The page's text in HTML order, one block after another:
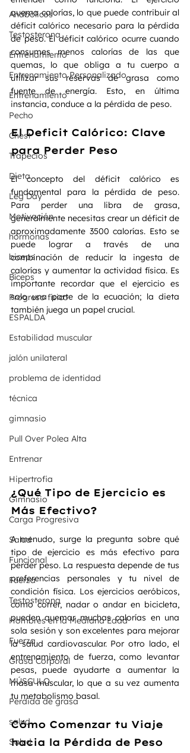
Anabólicos
Testosterona
Entrenamiento
Entrenamiento Personalizado
Entrenamiento
Pecho
Chest
Trapecios
Dieta
Leg Day
Motivación
hormonas
biceps
Bíceps
Progreso físico
ESPALDA
Estabilidad muscular
jalón unilateral
problema de identidad
técnica
gimnasio
Pull Over Polea Alta
Entrenar
Hipertrofia
Gimnasio
Carga Progresiva
Salud
Funcional
Fuerza
Testosterona
Hombres en la Mediana Edad
Fuerza
Grasa Corporal
MÚSCULO
Perdida de grasa
salud
Salud
quema calorías, lo que puede contribuir al
déficit calórico necesario para la pérdida
de peso. El déficit calórico ocurre cuando
consumes menos calorías de las que
quemas, lo que obliga a tu cuerpo a
utilizar sus reservas de grasa como
fuente de energía. Esto, en última
instancia, conduce a la pérdida de peso.
El Deficit Calórico: Clave
para Perder Peso
El concepto del déficit calórico es
fundamental para la pérdida de peso.
Para perder una libra de grasa,
generalmente necesitas crear un déficit de
aproximadamente 3500 calorías. Esto se
puede lograr a través de una
combinación de reducir la ingesta de
calorías y aumentar la actividad física. Es
importante recordar que el ejercicio es
solo una parte de la ecuación; la dieta
también juega un papel crucial.
¿Qué Tipo de Ejercicio es
Más Efectivo?
A menudo, surge la pregunta sobre qué
tipo de ejercicio es más efectivo para
perder peso. La respuesta depende de tus
preferencias personales y tu nivel de
condición física. Los ejercicios aeróbicos,
como correr, nadar o andar en bicicleta,
pueden quemar muchas calorías en una
sola sesión y son excelentes para mejorar
la salud cardiovascular. Por otro lado, el
entrenamiento de fuerza, como levantar
pesas, puede ayudarte a aumentar la
masa muscular, lo que a su vez aumenta
tu metabolismo basal.
Cómo Comenzar tu Viaje
hacia la Pérdida de Peso